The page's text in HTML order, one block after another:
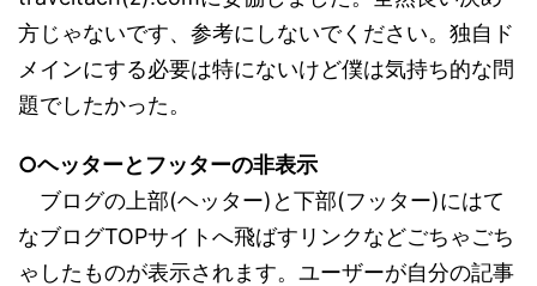
方じゃないです、参考にしないでください。独自ド
メインにする必要は特にないけど僕は気持ち的な問
題でしたかった。
○ヘッターとフッターの非表示
ブログの上部(ヘッター)と下部(フッター)にはて
なブログTOPサイトへ飛ばすリンクなどごちゃごち
ゃしたものが表示されます。ユーザーが自分の記事